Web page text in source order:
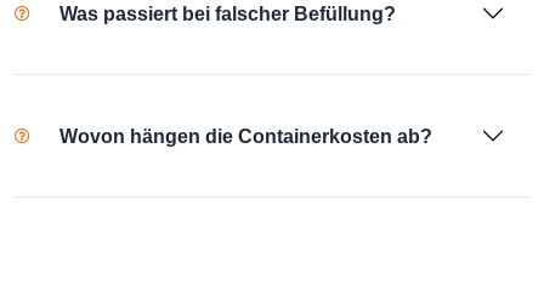
Was passiert bei falscher Befüllung?
Wovon hängen die Containerkosten ab?